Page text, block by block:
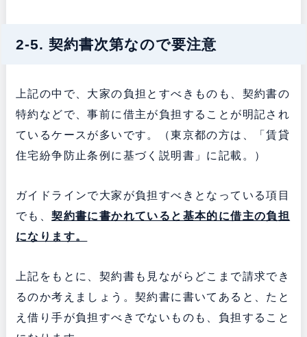
2-5. 契約書次第なので要注意
上記の中で、大家の負担とすべきものも、契約書の
特約などで、事前に借主が負担することが明記され
ているケースが多いです。（東京都の方は、「賃貸
住宅紛争防止条例に基づく説明書」に記載。）
ガイドラインで大家が負担すべきとなっている項目
でも、契約書に書かれていると基本的に借主の負担
になります。
上記をもとに、契約書も見ながらどこまで請求でき
るのか考えましょう。契約書に書いてあると、たと
え借り手が負担すべきでないものも、負担すること